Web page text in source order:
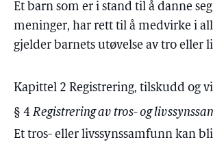
Et barn som er i stand til å danne
meninger, har rett til å medvirke i
gjelder barnets utøvelse av tro eller
Kapittel 2 Registrering, tilskudd og
§ 4 Registrering av tros- og
Et tros- eller livssynssamfunn kan